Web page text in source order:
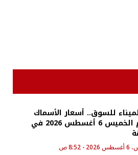
للسوق.. أسعار الأسماك
اليوم الخميس 6 أغسطس 2026 في
ص